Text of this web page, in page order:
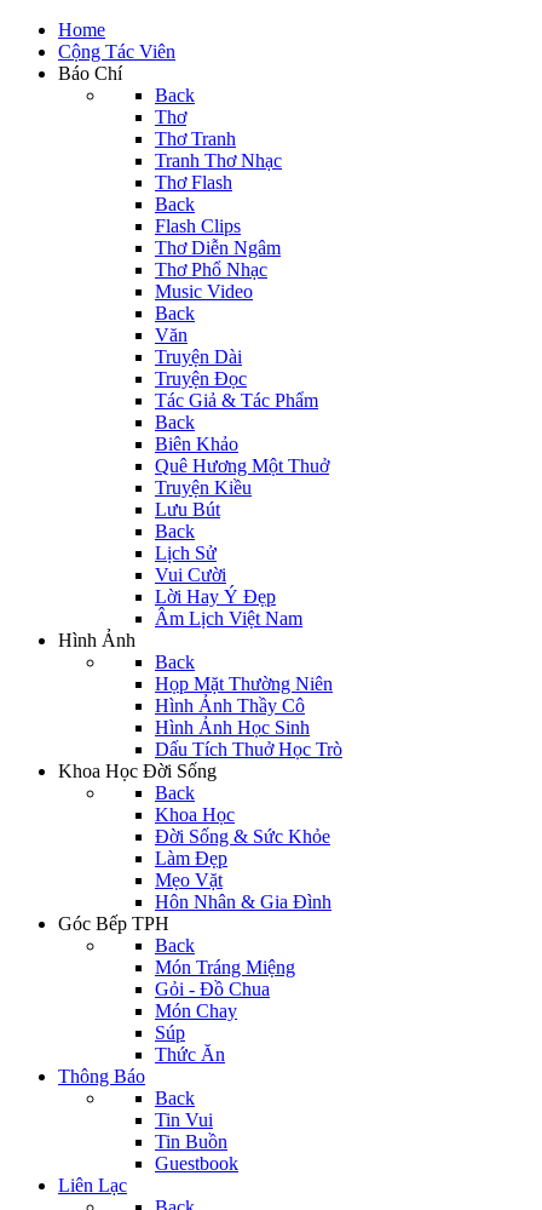
Home
Cộng Tác Viên
Báo Chí
Back
Thơ
Thơ Tranh
Tranh Thơ Nhạc
Thơ Flash
Back
Flash Clips
Thơ Diễn Ngâm
Thơ Phổ Nhạc
Music Video
Back
Văn
Truyện Dài
Truyện Đọc
Tác Giả & Tác Phẩm
Back
Biên Khảo
Quê Hương Một Thuở
Truyện Kiều
Lưu Bút
Back
Lịch Sử
Vui Cười
Lời Hay Ý Đẹp
Âm Lịch Việt Nam
Hình Ảnh
Back
Họp Mặt Thường Niên
Hình Ảnh Thầy Cô
Hình Ảnh Học Sinh
Dấu Tích Thuở Học Trò
Khoa Học Đời Sống
Back
Khoa Học
Đời Sống & Sức Khỏe
Làm Đẹp
Mẹo Vặt
Hôn Nhân & Gia Đình
Góc Bếp TPH
Back
Món Tráng Miệng
Gỏi - Đồ Chua
Món Chay
Súp
Thức Ăn
Thông Báo
Back
Tin Vui
Tin Buồn
Guestbook
Liên Lạc